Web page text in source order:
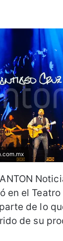
en el
de lo
de su